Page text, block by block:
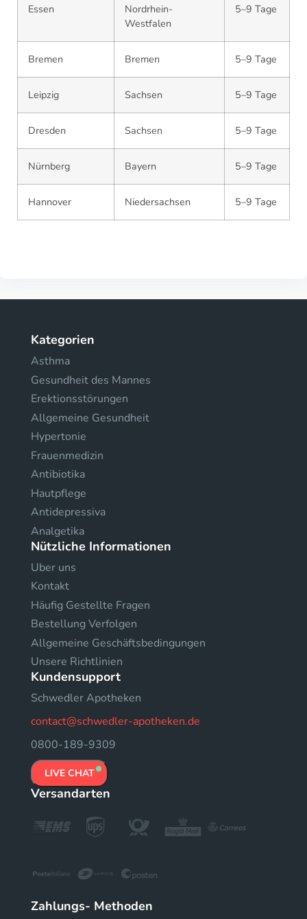
Essen
Nordrhein-
Westfalen
5–9 Tage
Bremen Bremen 5–9 Tage
Leipzig Sachsen 5–9 Tage
Dresden Sachsen 5–9 Tage
Nürnberg Bayern 5–9 Tage
Hannover Niedersachsen 5–9 Tage
Kategorien
Asthma
Gesundheit des Mannes
Erektionsstörungen
Allgemeine Gesundheit
Hypertonie
Frauenmedizin
Antibiotika
Hautpflege
Antidepressiva
Analgetika
Nützliche Informationen
Uber uns
Kontakt
Häufig Gestellte Fragen
Bestellung Verfolgen
Allgemeine Geschäftsbedingungen
Unsere Richtlinien
Kundensupport
Schwedler Apotheken
contact@schwedler-apotheken.de
0800-189-9309
LIVE CHAT
Versandarten
Zahlungs- Methoden